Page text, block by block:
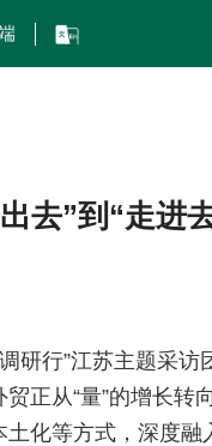
CH
去”到“走进
研行”江苏主题采
正从“量”的增长转
化等方式，深度融